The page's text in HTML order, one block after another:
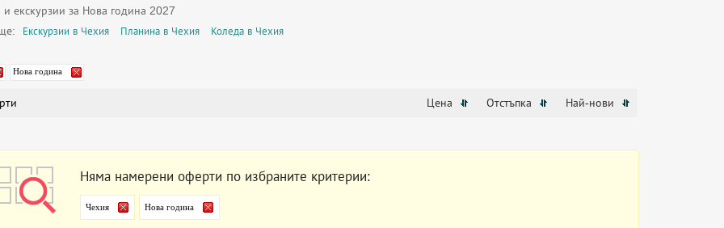
и екскурзии за Нова година 2027
Екскурзии в Чехия Планина в Чехия Коледа в Чехия
Нова година
Цена Отстъпка Най-нови
Няма намерени оферти по избраните критерии:
Чехия Нова година